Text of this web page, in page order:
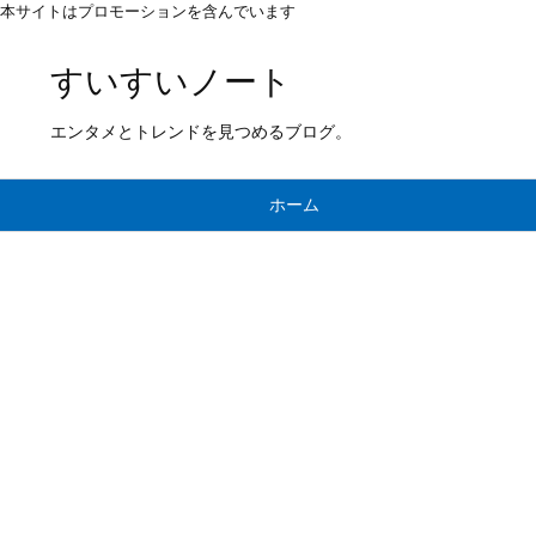
本サイトはプロモーションを含んでいます
すいすいノート
エンタメとトレンドを見つめるブログ。
ホーム